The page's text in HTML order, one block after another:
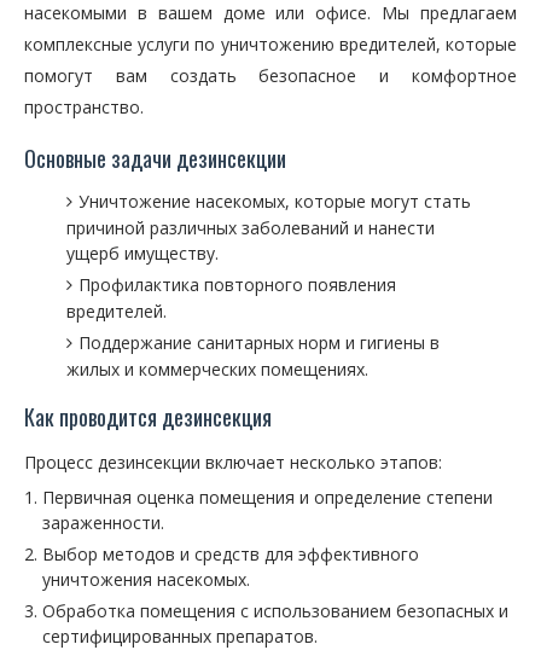
насекомыми в вашем доме или офисе. Мы предлагаем
комплексные услуги по уничтожению вредителей, которые
помогут вам создать безопасное и комфортное
пространство.
Основные задачи дезинсекции
Уничтожение насекомых, которые могут стать
причиной различных заболеваний и нанести
ущерб имуществу.
Профилактика повторного появления
вредителей.
Поддержание санитарных норм и гигиены в
жилых и коммерческих помещениях.
Как проводится дезинсекция
Процесс дезинсекции включает несколько этапов:
Первичная оценка помещения и определение степени
зараженности.
Выбор методов и средств для эффективного
уничтожения насекомых.
Обработка помещения с использованием безопасных и
сертифицированных препаратов.